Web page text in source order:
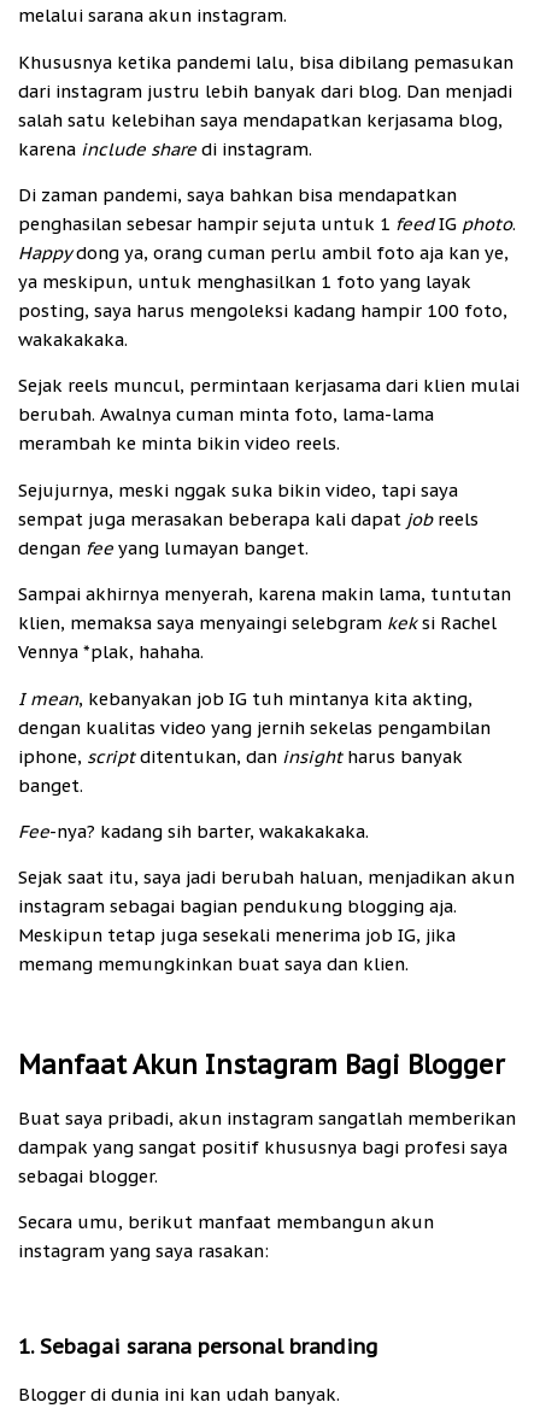
melalui sarana akun instagram.
Khususnya ketika pandemi lalu, bisa dibilang pemasukan
dari instagram justru lebih banyak dari blog. Dan menjadi
salah satu kelebihan saya mendapatkan kerjasama blog,
karena include share di instagram.
Di zaman pandemi, saya bahkan bisa mendapatkan
penghasilan sebesar hampir sejuta untuk 1 feedIG photo.
Happydong ya, orang cuman perlu ambil foto aja kan ye,
ya meskipun, untuk menghasilkan 1 foto yang layak
posting, saya harus mengoleksi kadang hampir 100 foto,
wakakakaka.
Sejak reels muncul, permintaan kerjasama dari klien mulai
berubah. Awalnya cuman minta foto, lama-lama
merambah ke minta bikin video reels.
Sejujurnya, meski nggak suka bikin video, tapi saya
sempat juga merasakan beberapa kali dapat job reels
dengan fee yang lumayan banget.
Sampai akhirnya menyerah, karena makin lama, tuntutan
klien, memaksa saya menyaingi selebgram keksi Rachel
Vennya *plak, hahaha.
I mean, kebanyakan job IG tuh mintanya kita akting,
dengan kualitas video yang jernih sekelas pengambilan
iphone, scriptditentukan, dan insight harus banyak
banget.
Fee-nya? kadang sih barter, wakakakaka.
Sejak saat itu, saya jadi berubah haluan, menjadikan akun
instagram sebagai bagian pendukung blogging aja.
Meskipun tetap juga sesekali menerima job IG, jika
memang memungkinkan buat saya dan klien.
Manfaat Akun Instagram Bagi Blogger
Buat saya pribadi, akun instagram sangatlah memberikan
dampak yang sangat positif khususnya bagi profesi saya
sebagai blogger.
Secara umu, berikut manfaat membangun akun
instagram yang saya rasakan:
1. Sebagai sarana personal branding
Blogger di dunia ini kan udah banyak.